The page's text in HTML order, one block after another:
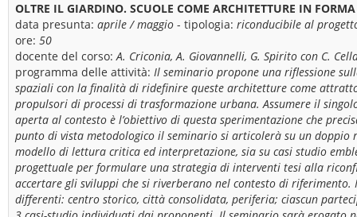
OLTRE IL GIARDINO. SCUOLE COME ARCHITETTURE IN
data presunta: aprile / maggio - tipologia: riconducibile al
ore: 50
docente del corso:A. Criconia, A. Giovannelli, G. Spirito con C.
programma delle attività: Il seminario propone una riflessione
spaziali con la finalità di ridefinire queste architetture come
propulsori di processi di trasformazione urbana. Assumere il
aperta al contesto è l’obiettivo di questa sperimentazione che
punto di vista metodologico il seminario si articolerà su un
modello di lettura critica ed interpretazione, sia su casi studio
progettuale per formulare una strategia di interventi tesi alla
accertare gli sviluppi che si riverberano nel contesto di
differenti: centro storico, città consolidata, periferia; ciascun